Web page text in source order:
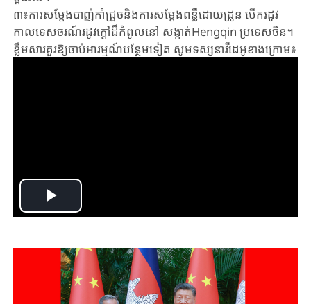
៣៖ការសម្តែងបាញ់កាំជ្រួចនិងការសម្ដែងពន្លឺដោយដ្រូន បើករដូវ
កាលទេសចរណ៍រដូវក្ដៅដ៏កំពូលនៅ សង្កាត់Hengqin ប្រទេសចិន។
ខ្លឹមសារគួរឱ្យចាប់អារម្មណ៍បន្ថែមទៀត សូមទស្សនាវីដេអូខាងក្រោម៖
Play
Video